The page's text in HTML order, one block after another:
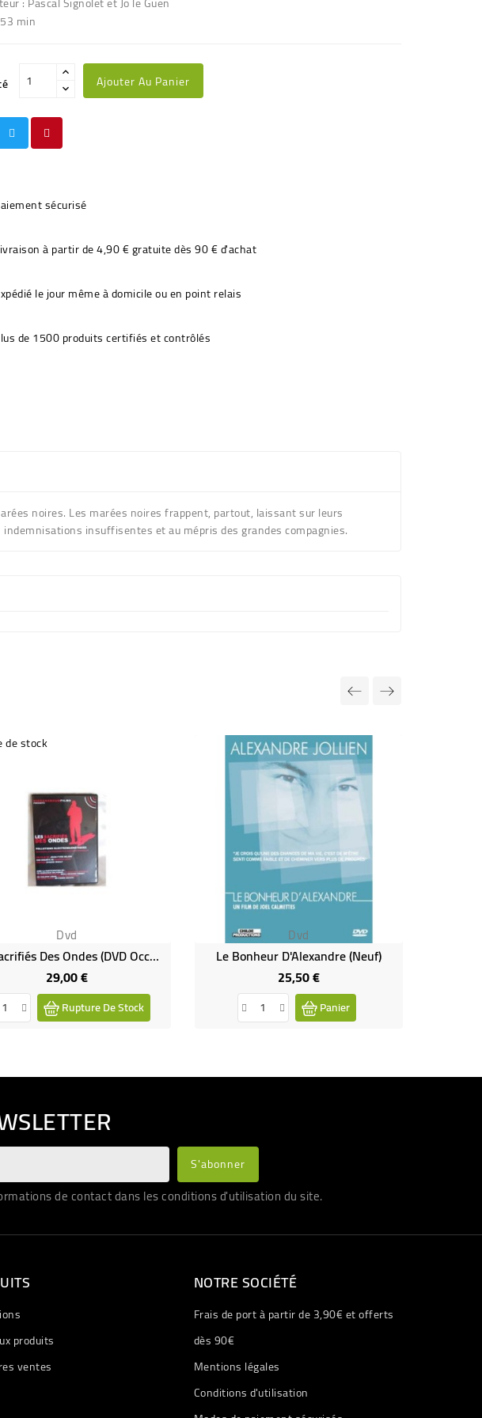
min
Ajouter Au Panier
sécurisé
à partir de 4,90 € gratuite dès 90 € d'achat
le jour même à domicile ou en point relais
de 1500 produits certifiés et contrôlés
noires. Les marées noires frappent, partout, laissant sur leurs
insuffisentes et au mépris des grandes compagnies.
de stock
Dvd
Les Sacrifiés Des Ondes (DVD Occasion)
29,00 €Prix
Rupture De Stock
Dvd
Le Bonheur D'Alexandre (neuf)
25,50 €Prix
Panier
de contact dans les conditions d'utilisation du site.
produits
ventes
NOTRE SOCIÉTÉ
Frais de port à partir de 3,90€ et offerts
dès 90€
Mentions légales
Conditions d'utilisation